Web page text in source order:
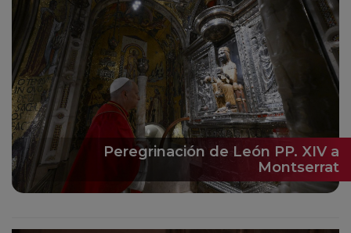
Peregrinación de León PP. XIV a
Montserrat